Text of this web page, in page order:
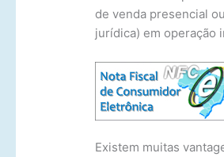
de venda presencial
jurídica) em operação
Existem muitas